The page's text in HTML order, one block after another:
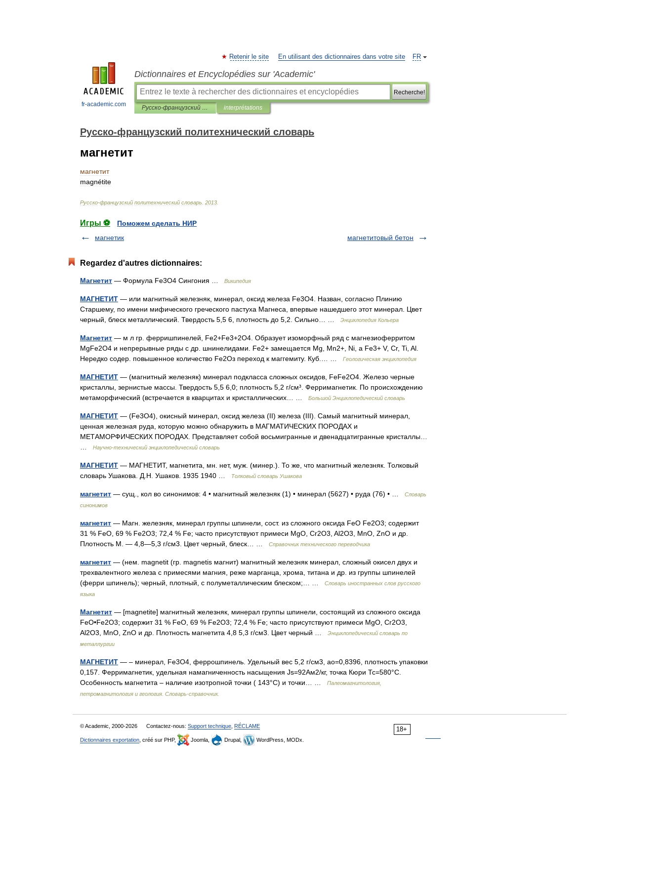
fr-academic.com
FR
Retenir le site En utilisant des dictionnaires dans votre site
Dictionnaires et Encyclopédies sur 'Academic'
Recherche!
Русско-французский политехнический словарь interprétations
Русско-французский политехнический словарь
магнетит
магнетит
magnétite
Русско-французский политехнический словарь 2013
Игры ⚽
Поможем сделать НИР
магнетик
магнетитовый бетон
Regardez d'autres dictionnaires:
Магнетит — Формула Fe3O4 Сингония … Википедия
МАГНЕТИТ — или магнитный железняк, минерал, оксид железа Fe3O4. Назван, согласно Плинию
Старшему, по имени мифического греческого пастуха Магнеса, впервые нашедшего этот минерал. Цвет
черный, блеск металлический. Твердость 5,5 6, плотность до 5,2. Сильно… …
Энциклопедия Кольера
Магнетит — м л гр. ферришпинелей, Fe2+Fe3+2O4. Образует изоморфный ряд с магнезиоферритом
MgFe2O4 и непрерывные ряды с др. шнинелидами. Fe2+ замещается Mg, Mn2+, Ni, a Fе3+ V, Cr, Ti, Al.
Нередко содер. повышенное количество Fе2Оз переход к маггемиту. Куб.… …
Геологическая энциклопедия
МАГНЕТИТ — (магнитный железняк) минерал подкласса сложных оксидов, FeFe2O4. Железо черные
кристаллы, зернистые массы. Твердость 5,5 6,0; плотность 5,2 г/см³. Ферримагнетик. По происхождению
метаморфический (встречается в кварцитах и кристаллических… …
Большой Энциклопедический словарь
МАГНЕТИТ — (Fe3O4), окисный минерал, оксид железа (II) железа (III). Самый магнитный минерал,
ценная железная руда, которую можно обнаружить в МАГМАТИЧЕСКИХ ПОРОДАХ и
МЕТАМОРФИЧЕСКИХ ПОРОДАХ. Представляет собой восьмигранные и двенадцатигранные кристаллы…
Научно-технический энциклопедический словарь
МАГНЕТИТ — МАГНЕТИТ, магнетита, мн. нет, муж. (минер.). То же, что магнитный железняк. Толковый
словарь Ушакова. Д.Н. Ушаков. 1935 1940 …
Толковый словарь Ушакова
магнетит — сущ., кол во синонимов: 4 • магнитный железняк (1) • минерал (5627) • руда (76) • …
Словарь
синонимов
магнетит — Магн. железняк, минерал группы шпинели, сост. из сложного оксида FeO Fe2O3; содержит
31 % FeO, 69 % Fe2O3; 72,4 % Fe; часто присутствуют примеси MgO, Cr2O3, Al2O3, MnO, ZnO и др.
Плотность М. — 4,8—5,3 г/см3. Цвет черный, блеск… …
Справочник технического переводчика
магнетит — (нем. magnetit (гр. magnetis магнит) магнитный железняк минерал, сложный окисел двух и
трехвалентного железа с примесями магния, реже марганца, хрома, титана и др. из группы шпинелей
(ферри шпинель); черный, плотный, с полуметаллическим блеском;… …
Словарь иностранных слов русского
языка
Магнетит — [magnetite] магнитный железняк, минерал группы шпинели, состоящий из сложного оксида
FeO•Fe2O3; содержит 31 % FeO, 69 % Fe2O3; 72,4 % Fe; часто присутствуют примеси MgO, Cr2O3,
Al2O3, MnO, ZnO и др. Плотность магнетита 4,8 5,3 г/см3. Цвет черный …
Энциклопедический словарь по
металлургии
МАГНЕТИТ — – минерал, Fe3O4, феррошпинель. Удельный вес 5,2 г/см3, ао=0,8396, плотность упаковки
0,157. Ферримагнетик, удельная намагниченность насыщения Js=92Ам2/кг, точка Кюри Тс=580°С.
Особенность магнетита – наличие изотропной точки ( 143°С) и точки… …
Палеомагнитология,
петромагнитология и геология. Словарь-справочник.
18+
© Academic, 2000-2026 Contactez-nous: Support technique RÉCLAME
Dictionnaires exportation , créé sur PHP, Joomla, Drupal, WordPress, MODx.